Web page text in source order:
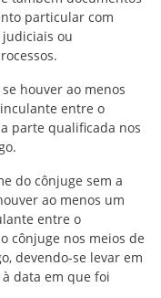
particular com
ou
se houver ao menos
entre o
parte qualificada nos
do cônjuge sem a
ao menos um
entre o
cônjuge nos meios de
devendo-se levar em
data em que foi